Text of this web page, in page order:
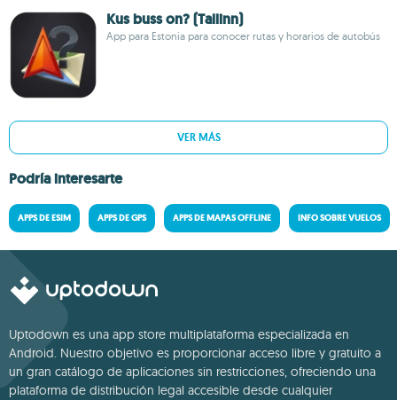
Kus buss on? (Tallinn)
App para Estonia para conocer rutas y horarios de autobús
VER MÁS
Podría interesarte
APPS DE ESIM APPS DE GPS APPS DE MAPAS OFFLINE INFO SOBRE VUELOS
Uptodown es una app store multiplataforma especializada en
Android. Nuestro objetivo es proporcionar acceso libre y gratuito a
un gran catálogo de aplicaciones sin restricciones, ofreciendo una
plataforma de distribución legal accesible desde cualquier